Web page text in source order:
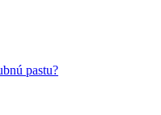
pastu?